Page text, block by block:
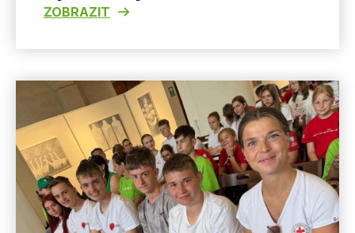
ZOBRAZIT